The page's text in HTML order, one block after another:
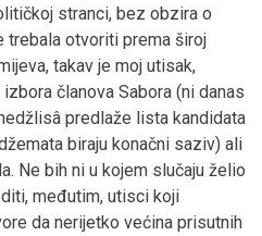
stranci, bez obzira o
trebala otvoriti prema široj
takav je moj utisak,
članova Sabora (ni danas
predlaže lista kandidata
biraju konačni saziv) ali
Ne bih ni u kojem slučaju želio
međutim, utisci koji
da nerijetko većina prisutnih